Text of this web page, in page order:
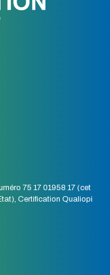
75 17 01958 17 (cet
Certification Qualiopi